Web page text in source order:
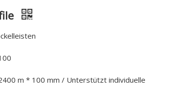
m * 100 mm / Unterstützt individuelle